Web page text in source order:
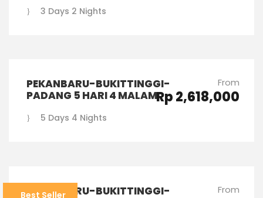
3 Days 2 Nights
PEKANBARU-BUKITTINGGI-
PADANG 5 HARI 4 MALAM
From
Rp 2,618,000
5 Days 4 Nights
Best Seller
PEKANBARU-BUKITTINGGI-
From